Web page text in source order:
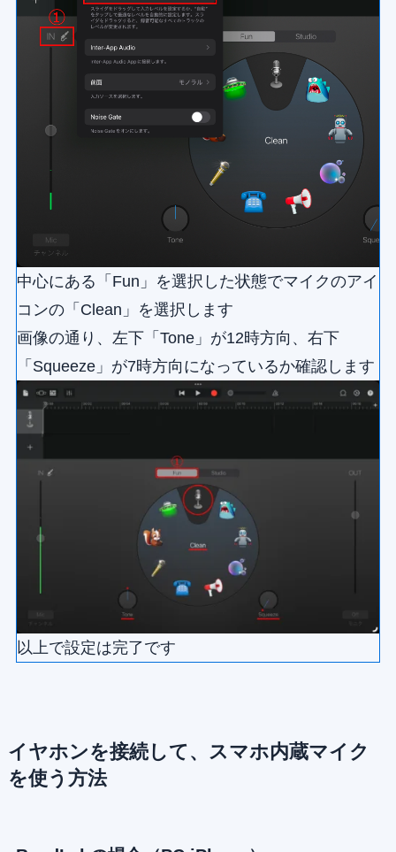
中心にある「Fun」を選択した状態でマイクのアイ
コンの「Clean」を選択します
画像の通り、左下「Tone」が12時方向、右下
「Squeeze」が7時方向になっているか確認します
以上で設定は完了です
イヤホンを接続して、スマホ内蔵マイク
を使う方法